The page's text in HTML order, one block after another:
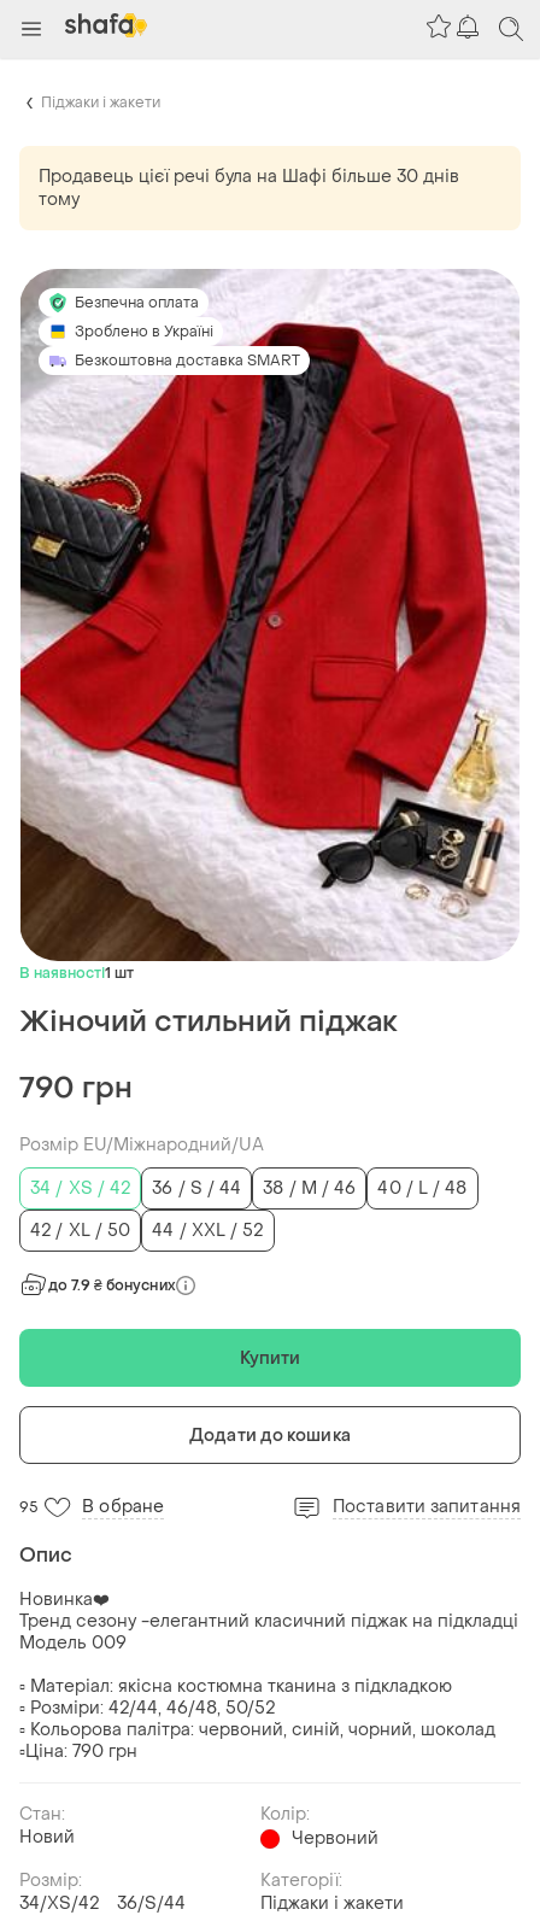
Піджаки і жакети
Продавець цієї речі була на Шафі більше 30 днів
тому
Безпечна оплата
Зроблено в Україні
Безкоштовна доставка SMART
В наявності1 шт
Жіночий стильний піджак
790 грн
Розмір EU/Міжнародний/UA
34 / XS / 42
36 / S / 44 38 / M / 46
40 / L / 48
42 / XL / 50
44 / XXL / 52
до 7.9 ₴ бонусних
Купити
Додати до кошика
95 В обране Поставити запитання
Опис
Новинка❤️
Тренд сезону -елегантний класичний піджак на підкладці
Модель 009
▫ Матеріал: якісна костюмна тканина з підкладкою
▫ Розміри: 42/44, 46/48, 50/52
▫ Кольорова палітра: червоний, синій, чорний, шоколад
▫Ціна: 790 грн
Стан:
Новий
Колір:
Червоний
Розмір:
34/XS/42
36/S/44
Категорії:
Піджаки і жакети